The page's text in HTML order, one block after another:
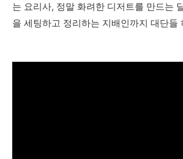
는 요리사, 정말 화려한 디저트를 만드는
을 세팅하고 정리하는 지배인까지 대단들